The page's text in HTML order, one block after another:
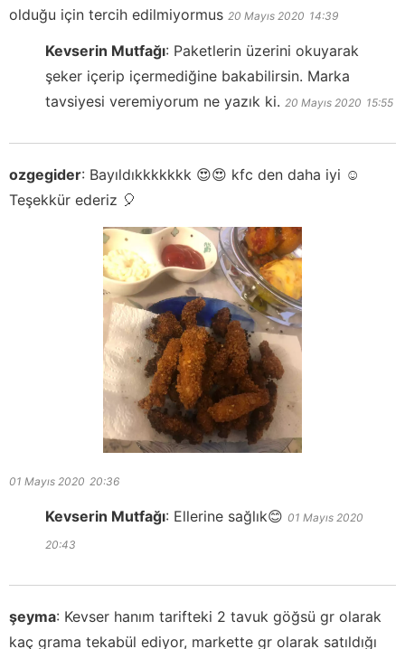
olduğu için tercih edilmiyormus 20 Mayıs 2020 14:39
Kevserin Mutfağı: Paketlerin üzerini okuyarak
şeker içerip içermediğine bakabilirsin. Marka
tavsiyesi veremiyorum ne yazık ki. 20 Mayıs 2020 15:55
ozgegider: Bayıldıkkkkkkk 😍😍 kfc den daha iyi ☺️
Teşekkür ederiz 🎈
01 Mayıs 2020 20:36
Kevserin Mutfağı: Ellerine sağlık😊 01 Mayıs 2020
20:43
şeyma: Kevser hanım tarifteki 2 tavuk göğsü gr olarak
kaç grama tekabül ediyor, markette gr olarak satıldığı